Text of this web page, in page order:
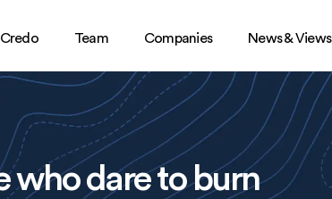
Credo Team Companies News & Views
who dare to burn